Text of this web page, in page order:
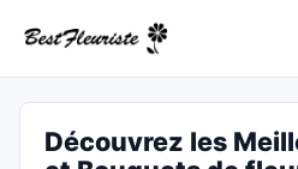
Découvrez les